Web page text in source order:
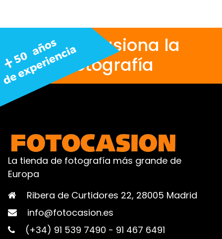
Nos apasiona la
fotografía
La tienda de fotografía más grande de
Europa
Ribera de Curtidores 22, 28005 Madrid
info@fotocasion.es
(+34) 91 539 7490 - 91 467 6491